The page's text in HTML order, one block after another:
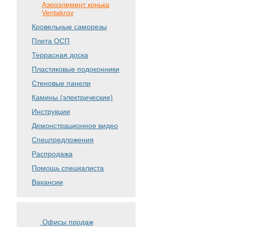
Аэроэлемент конька
Ventakrov
Кровельные саморезы
Плита ОСП
Террасная доска
Пластиковые подоконники
Стеновые панели
Камины (электрические)
Инструкции
Демонстрационное видео
Спецпредложения
Распродажа
Помощь специалиста
Вакансии
Офисы продаж